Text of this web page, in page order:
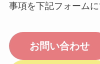
事項を下記フォームに
お問い合わせ